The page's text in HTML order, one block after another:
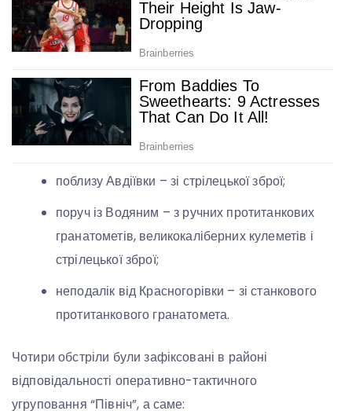
поблизу Авдіївки – зі стрілецької зброї;
поруч із Водяним – з ручних протитанкових
гранатометів, великокаліберних кулеметів і
стрілецької зброї;
неподалік від Красногорівки – зі станкового
протитанкового гранатомета.
Чотири обстріли були зафіксовані в районі
відповідальності оперативно-тактичного
угруповання “Північ”, а саме: